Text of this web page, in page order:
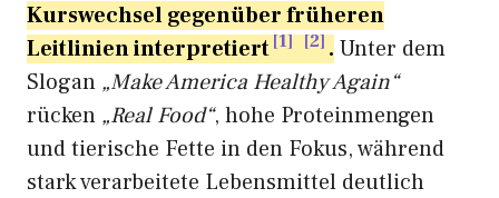
Kurswechsel gegenüber früheren
Leitlinien interpretiert 1 2 . Unter dem
Slogan „Make America Healthy Again“
rücken „Real Food“, hohe Proteinmengen
und tierische Fette in den Fokus, während
stark verarbeitete Lebensmittel deutlich